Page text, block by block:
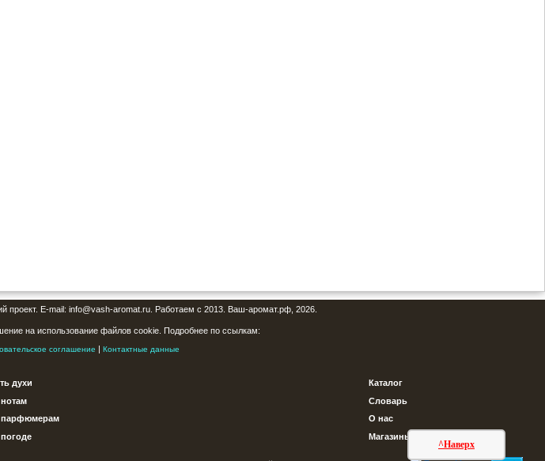
^Наверх
проект. E-mail: info@vash-aromat.ru. Работаем с 2013. Ваш-аромат.рф, 2026.
на использование файлов cookie. Подробнее по ссылкам:
соглашение | Контактные данные
духи
парфюмерам
Каталог
Словарь
О нас
Магазины